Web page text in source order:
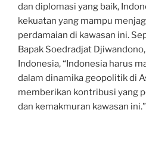
dan diplomasi yang baik,
kekuatan yang mampu
perdamaian di kawasan ini.
Bapak Soedradjat
Indonesia, “Indonesia harus
dalam dinamika geopolitik di
memberikan kontribusi yang
dan kemakmuran kawasan ini.”